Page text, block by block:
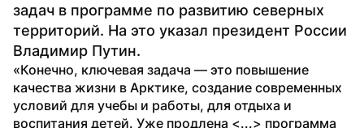
задач в программе по развитию северных
территорий. На это указал президент России
Владимир Путин.
«Конечно, ключевая задача — это повышение
качества жизни в Арктике, создание современных
условий для учебы и работы, для отдыха и
воспитания детей. Уже продлена <...> программа